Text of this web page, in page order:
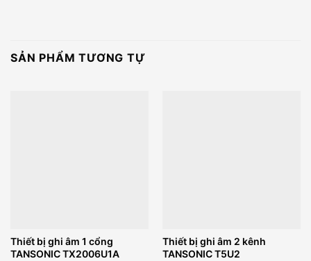
SẢN PHẨM TƯƠNG TỰ
Thiết bị ghi âm 1 cổng
TANSONIC TX2006U1A
Thiết bị ghi âm 2 kênh
TANSONIC T5U2